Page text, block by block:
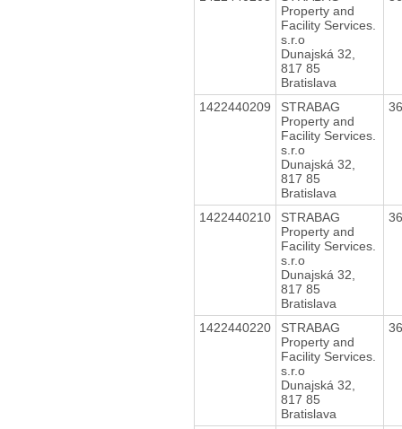
Property and
Facility Services.
s.r.o
Dunajská 32,
817 85
Bratislava
1422440209
STRABAG
Property and
Facility Services.
s.r.o
Dunajská 32,
817 85
Bratislava
1422440210
STRABAG
Property and
Facility Services.
s.r.o
Dunajská 32,
817 85
Bratislava
1422440220
STRABAG
Property and
Facility Services.
s.r.o
Dunajská 32,
817 85
Bratislava